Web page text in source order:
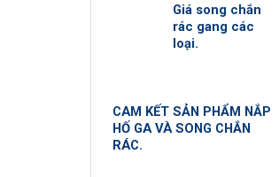
Giá song chắn
rác gang các
loại.
CAM KẾT SẢN PHẨM NẮP
HỐ GA VÀ SONG CHẮN
RÁC.